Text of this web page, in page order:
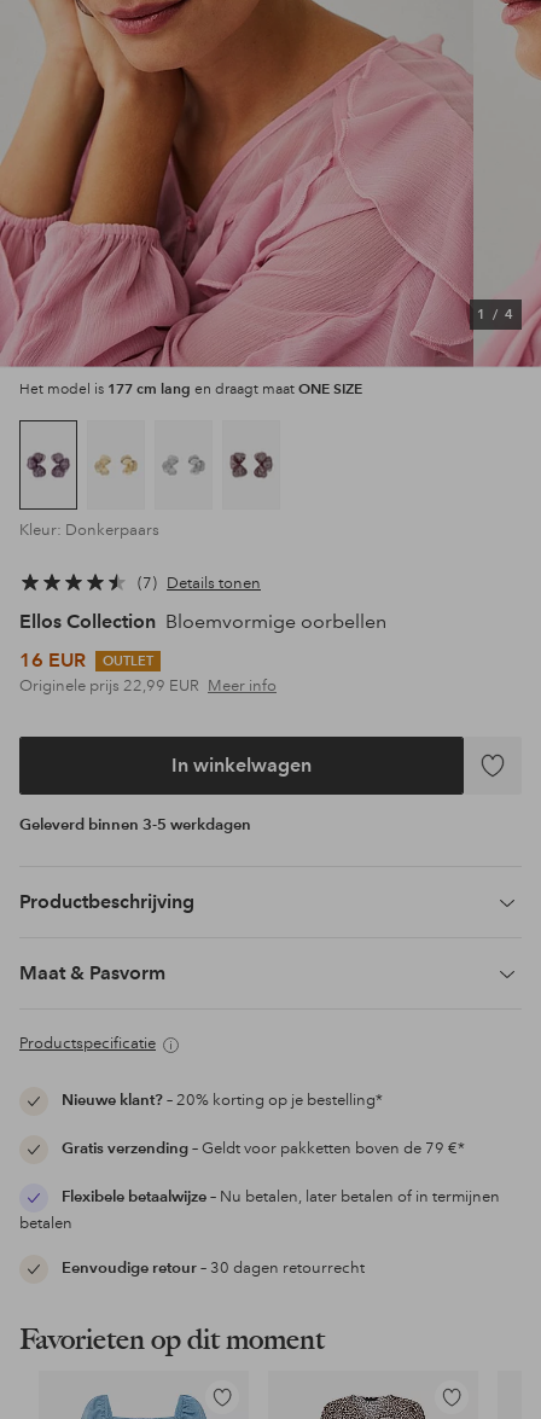
1 / 4
Het model is 177 cm lang en draagt maat ONE SIZE
Kleur: Donkerpaars
7 Details tonen
Ellos Collection Bloemvormige oorbellen
16 EUR
OUTLET
Originele prijs 22,99 EUR Meer info
In winkelwagen
Geleverd binnen 3-5 werkdagen
Productbeschrijving
Maat & Pasvorm
Productspecificatie
Nieuwe klant?– 20% korting op je bestelling*
Gratis verzending– Geldt voor pakketten boven de 79 €*
Flexibele betaalwijze– Nu betalen, later betalen of in termijnen
betalen
Eenvoudige retour– 30 dagen retourrecht
Favorieten op dit moment
Toevoegen
Toevoegen